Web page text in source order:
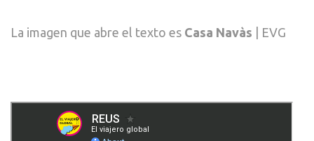
La imagen que abre el texto es Casa Navàs | EVG